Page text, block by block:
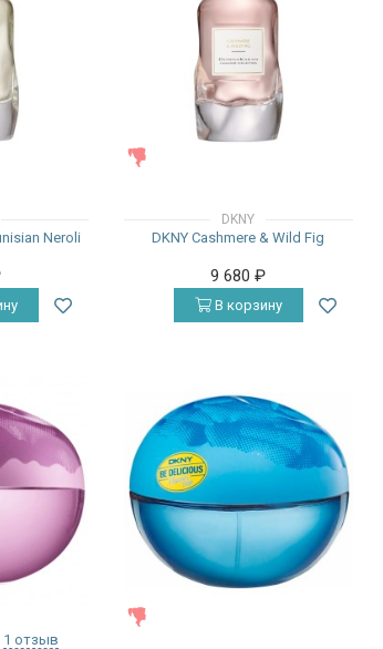
Neroli
DKNY
DKNY Cashmere & Wild Fig
9 680₽
В корзину
1 отзыв